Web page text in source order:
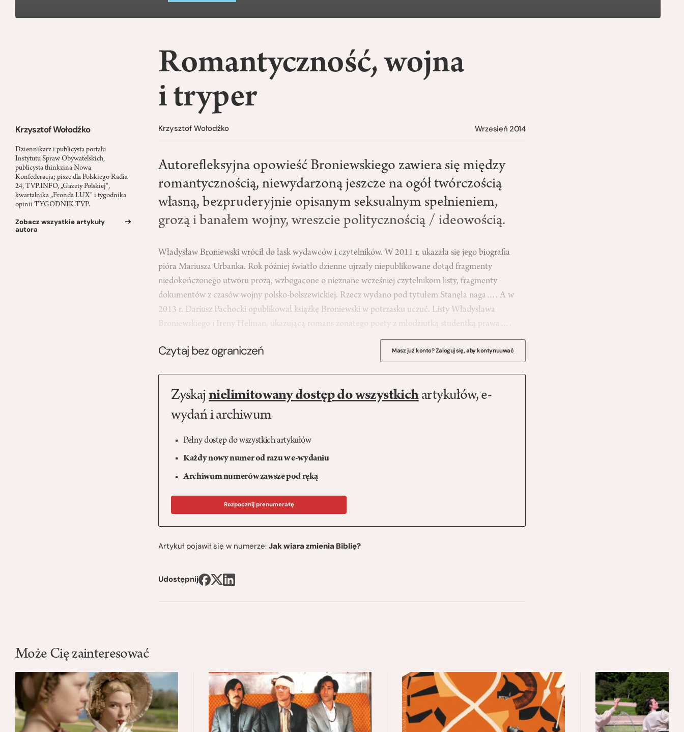
Krzysztof Wołodźko
Dziennikarz i publicysta portalu
Instytutu Spraw Obywatelskich,
publicysta thinkzina Nowa
Konfederacja; pisze dla Polskiego Radia
24, TVP.INFO, „Gazety Polskiej",
kwartalnika „Fronda LUX" i tygodnika
opinii TYGODNIK.TVP.
Zobacz wszystkie artykuły
autora
Romantyczność, wojna
i tryper
Krzysztof Wołodźko Wrzesień 2014
Autorefleksyjna opowieść Broniewskiego zawiera się między
romantycznością, niewydarzoną jeszcze na ogół twórczością
własną, bezpruderyjnie opisanym seksualnym spełnieniem,
grozą i banałem wojny, wreszcie politycznością / ideowością.
Władysław Broniewski wrócił do łask wydawców i czytelników. W 2011 r. ukazała się jego biografia
pióra Mariusza Urbanka. Rok później światło dzienne ujrzały niepublikowane dotąd fragmenty
niedokończonego utworu prozą, wzbogacone o nieznane wcześniej czytelnikom listy, fragmenty
dokumentów z czasów wojny polsko-bolszewickiej. Rzecz wydano pod tytułem Stanęła naga…. A w
2013 r. Dariusz Pachocki opublikował książkę Broniewski w potrzasku uczuć. Listy Władysława
Broniewskiego i Ireny Helman, ukazującą romans żonatego poety z młodziutką studentką prawa….
Czytaj bez ograniczeń Masz już konto? Zaloguj się, aby kontynuuwać
Zyskaj nielimitowany dostęp do wszystkichartykułów, e-
wydań i archiwum
Pełny dostęp do wszystkich artykułów
Każdy nowy numer od razu w e-wydaniu
Archiwum numerów zawsze pod ręką
Rozpocznij prenumeratę
Artykuł pojawił się w numerze:Jak wiara zmienia Biblię?
Udostępnij
Może Cię zainteresować